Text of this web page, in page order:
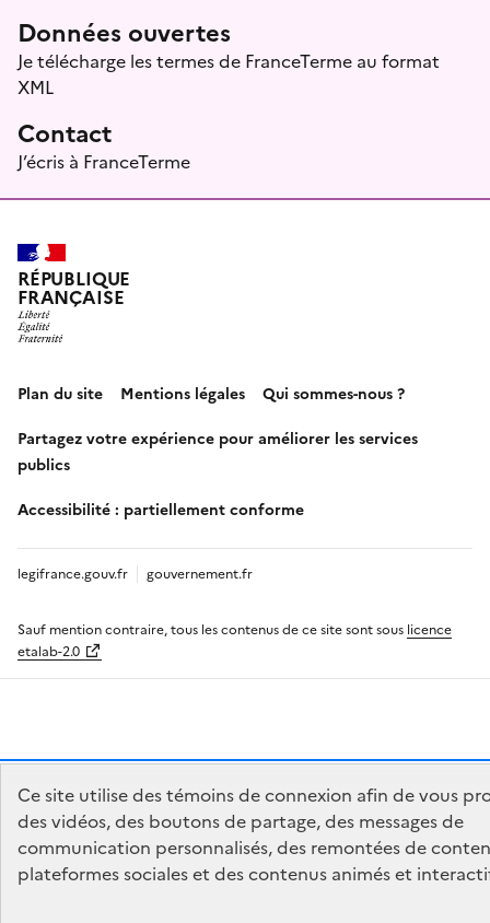
Données ouvertes
Je télécharge les termes de FranceTerme au format
XML
Contact
J’écris à FranceTerme
RÉPUBLIQUE
FRANÇAISE
Plan du site Mentions légales Qui sommes-nous ?
Partagez votre expérience pour améliorer les services
publics
Accessibilité : partiellement conforme
legifrance.gouv.fr gouvernement.fr
Sauf mention contraire, tous les contenus de ce site sont sous licence
etalab-2.0
Ce site utilise des témoins de connexion afin de vous
des vidéos, des boutons de partage, des messages de
communication personnalisés, des remontées de
plateformes sociales et des contenus animés et